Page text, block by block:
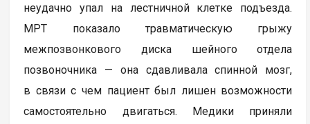
неудачно упал на лестничной клетке подъезда.
МРТ показало травматическую грыжу
межпозвонкового диска шейного отдела
позвоночника — она сдавливала спинной мозг,
в связи с чем пациент был лишен возможности
самостоятельно двигаться. Медики приняли